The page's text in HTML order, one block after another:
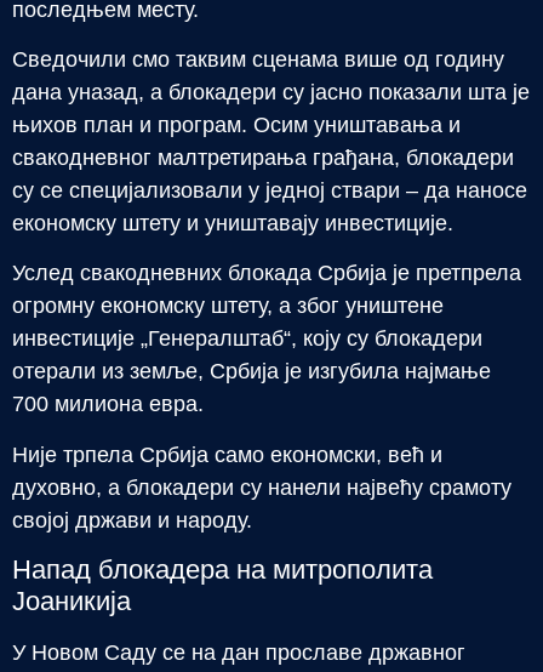
последњем месту.
Сведочили смо таквим сценама више од годину
дана уназад, а блокадери су јасно показали шта је
њихов план и програм. Осим уништавања и
свакодневног малтретирања грађана, блокадери
су се специјализовали у једној ствари – да наносе
економску штету и уништавају инвестиције.
Услед свакодневних блокада Србија је претпрела
огромну економску штету, а због уништене
инвестиције „Генералштаб“, коју су блокадери
отерали из земље, Србија је изгубила најмање
700 милиона евра.
Није трпела Србија само економски, већ и
духовно, а блокадери су нанели највећу срамоту
својој држави и народу.
Напад блокадера на митрополита
Јоаникија
У Новом Саду се на дан прославе државног